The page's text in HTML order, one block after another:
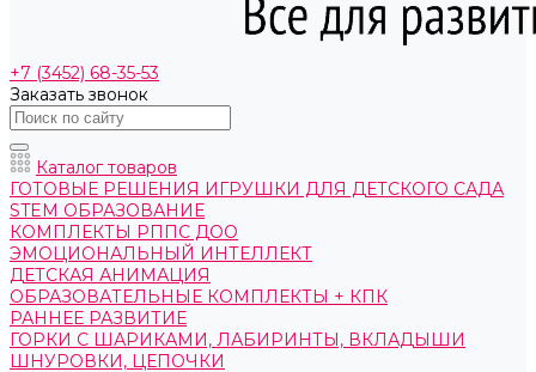
+7 (3452) 68-35-53
Заказать звонок
Каталог товаров
ГОТОВЫЕ РЕШЕНИЯ ИГРУШКИ ДЛЯ ДЕТСКОГО САДА
STEM ОБРАЗОВАНИЕ
КОМПЛЕКТЫ РППС ДОО
ЭМОЦИОНАЛЬНЫЙ ИНТЕЛЛЕКТ
ДЕТСКАЯ АНИМАЦИЯ
ОБРАЗОВАТЕЛЬНЫЕ КОМПЛЕКТЫ + КПК
РАННЕЕ РАЗВИТИЕ
ГОРКИ С ШАРИКАМИ, ЛАБИРИНТЫ, ВКЛАДЫШИ
ШНУРОВКИ, ЦЕПОЧКИ